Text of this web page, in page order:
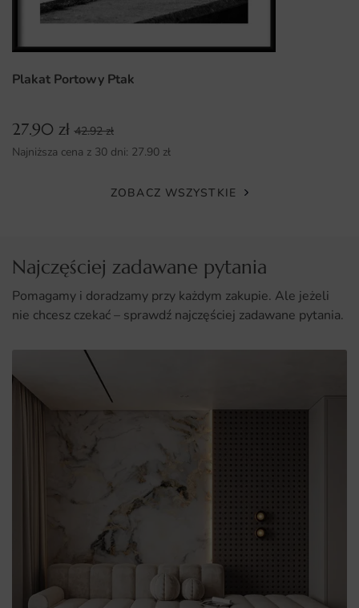
Możliwość wyboru różnych wymiarów, co umożliwia
Plakat Portowy Ptak
27.90 zł 42.92zł
Najniższa cena z 30 dni: 27.90 zł
ZOBACZ WSZYSTKIE
Najczęściej zadawane pytania
Pomagamy i doradzamy przy każdym zakupie. Ale jeżeli
nie chcesz czekać – sprawdź najczęściej zadawane pytania.